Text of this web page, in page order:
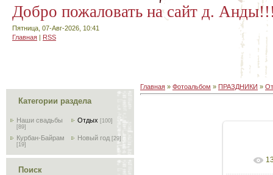
Добро пожаловать на сайт д.
Пятница, 07-Авг-2026, 10:41
Главная | RSS
Категории раздела
Наши свадьбы
[89]
Отдых [100]
Курбан-Байрам
[19]
Новый год [29]
Поиск
Главная » Фотоальбом » ПРАЗДНИКИ »